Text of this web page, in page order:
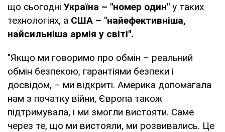
що сьогодні Україна – "номер один" у таких
технологіях, а США – "найефективніша,
найсильніша армія у світі".
"Якщо ми говоримо про обмін – реальний
обмін безпекою, гарантіями безпеки і
досвідом, – ми відкриті. Америка допомагала
нам з початку війни, Європа також
підтримувала, і ми змогли вистояти. Саме
через те, що ми вистояли, ми розвивались. Це